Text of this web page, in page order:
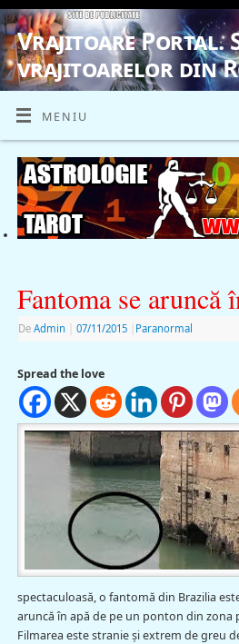
Vrajitoare Portal.
vrajitoarelor din
VRAJITOARE, VRAJITOARELE,
MENIU
Fantoma se aruncă
De Admin 07/11/2015 Paranormal
Spread the love
spectaculoasă, o fantomă din Brazilia
aruncă în apă de pe un ponton din zona
Filmarea este stranie şi extrem de greu